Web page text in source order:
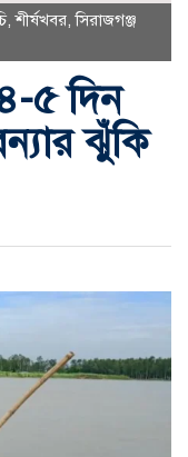
,শীর্ষখবর,সিরাজগঞ্জ
৫ দিন
ঝুঁকি